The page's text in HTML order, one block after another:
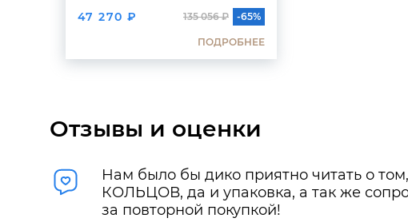
47 270 ₽ 135 056 ₽ -65%
ПОДРОБНЕЕ
Отзывы и оценки
Нам было бы дико приятно читать о
КОЛЬЦОВ, да и упаковка, а так же
за повторной покупкой!